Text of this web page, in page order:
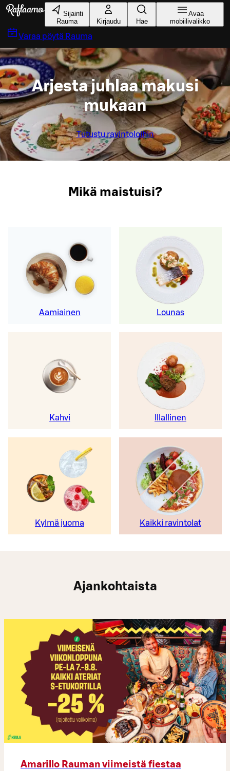
Siirry pääsisältöön
Sijainti
Rauma
Kirjaudu Hae
Avaa
mobiilivalikko
Varaa pöytä Rauma
Arjesta juhlaa makusi
mukaan
Tutustu ravintoloihin
Mikä maistuisi?
Aamiainen Lounas
Kahvi Illallinen
Kylmä juoma Kaikki ravintolat
Ajankohtaista
Amarillo Rauman viimeistä fiestaa